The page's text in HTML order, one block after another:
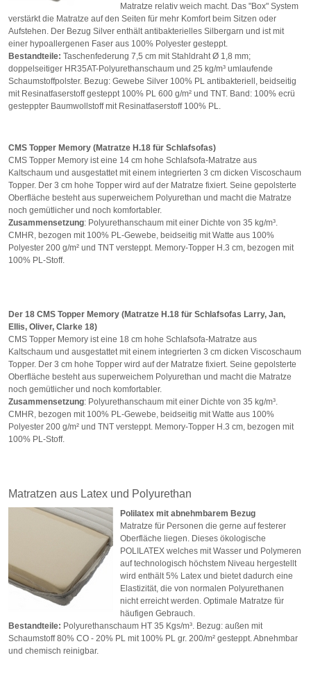
Matratze relativ weich macht. Das "Box" System
verstärkt die Matratze auf den Seiten für mehr Komfort beim Sitzen oder
Aufstehen. Der Bezug Silver enthält antibakterielles Silbergarn und ist mit
einer hypoallergenen Faser aus 100% Polyester gesteppt.
Bestandteile: Taschenfederung 7,5 cm mit Stahldraht Ø 1,8 mm;
doppelseitiger HR35AT-Polyurethanschaum und 25 kg/m³ umlaufende
Schaumstoffpolster. Bezug: Gewebe Silver 100% PL antibakteriell, beidseitig
mit Resinatfaserstoff gesteppt 100% PL 600 g/m² und TNT. Band: 100% ecrü
gesteppter Baumwollstoff mit Resinatfaserstoff 100% PL.
CMS Topper Memory (Matratze H.18 für Schlafsofas)
CMS Topper Memory ist eine 14 cm hohe Schlafsofa-Matratze aus
Kaltschaum und ausgestattet mit einem integrierten 3 cm dicken Viscoschaum
Topper. Der 3 cm hohe Topper wird auf der Matratze fixiert. Seine gepolsterte
Oberfläche besteht aus superweichem Polyurethan und macht die Matratze
noch gemütlicher und noch komfortabler.
Zusammensetzung: Polyurethanschaum mit einer Dichte von 35 kg/m³.
CMHR, bezogen mit 100% PL-Gewebe, beidseitig mit Watte aus 100%
Polyester 200 g/m² und TNT versteppt. Memory-Topper H.3 cm, bezogen mit
100% PL-Stoff.
Der 18 CMS Topper Memory (Matratze H.18 für Schlafsofas Larry, Jan,
Ellis, Oliver, Clarke 18)
CMS Topper Memory ist eine 18 cm hohe Schlafsofa-Matratze aus
Kaltschaum und ausgestattet mit einem integrierten 3 cm dicken Viscoschaum
Topper. Der 3 cm hohe Topper wird auf der Matratze fixiert. Seine gepolsterte
Oberfläche besteht aus superweichem Polyurethan und macht die Matratze
noch gemütlicher und noch komfortabler.
Zusammensetzung: Polyurethanschaum mit einer Dichte von 35 kg/m³.
CMHR, bezogen mit 100% PL-Gewebe, beidseitig mit Watte aus 100%
Polyester 200 g/m² und TNT versteppt. Memory-Topper H.3 cm, bezogen mit
100% PL-Stoff.
Matratzen aus Latex und Polyurethan
Polilatex mit abnehmbarem Bezug
Matratze für Personen die gerne auf festerer
Oberfläche liegen. Dieses ökologische
POLILATEX welches mit Wasser und Polymeren
auf technologisch höchstem Niveau hergestellt
wird enthält 5% Latex und bietet dadurch eine
Elastizität, die von normalen Polyurethanen
nicht erreicht werden. Optimale Matratze für
häufigen Gebrauch.
Bestandteile: Polyurethanschaum HT 35 Kgs/m³. Bezug: außen mit
Schaumstoff 80% CO - 20% PL mit 100% PL gr. 200/m² gesteppt. Abnehmbar
und chemisch reinigbar.